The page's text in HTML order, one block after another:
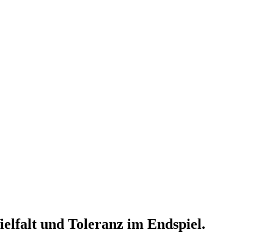
und Toleranz im Endspiel.